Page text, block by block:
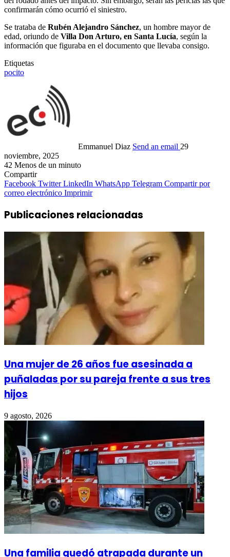
confirmarán cómo ocurrió el siniestro.
Se trataba de Rubén Alejandro Sánchez, un hombre mayor de
edad, oriundo de Villa Don Arturo, en Santa Lucía, según la
información que figuraba en el documento que llevaba consigo.
Etiquetas
pocito
Emmanuel Diaz Send an email 29
noviembre, 2025
42 Menos de un minuto
Compartir
Facebook Twitter LinkedIn WhatsApp Telegram Compartir por
correo electrónico Imprimir
Publicaciones relacionadas
Una mujer de 26 años fue asesinada a
puñaladas por su pareja frente a sus tres
hijos
9 agosto, 2026
Una familia quedó atrapada durante un